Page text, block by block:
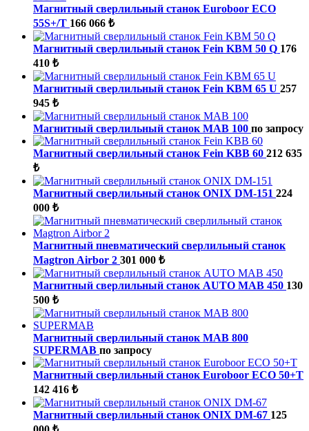
Магнитный сверлильный станок Euroboor ECO
55S+/T 166 066 ₺
Магнитный сверлильный станок Fein KBM 50 Q 176
410 ₺
Магнитный сверлильный станок Fein KBM 65 U 257
945 ₺
Магнитный сверлильный станок MAB 100 по запросу
Магнитный сверлильный станок Fein KBB 60 212 635
₺
Магнитный сверлильный станок ONIX DM-151 224
000 ₺
Магнитный пневматический сверлильный станок
Magtron Airbor 2 301 000 ₺
Магнитный сверлильный станок AUTO MAB 450 130
500 ₺
Магнитный сверлильный станок MAB 800
SUPERMAB по запросу
Магнитный сверлильный станок Euroboor ECO 50+T
142 416 ₺
Магнитный сверлильный станок ONIX DM-67 125